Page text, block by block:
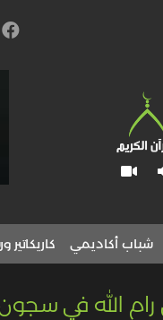
شباب أكاديمي
رام الله في